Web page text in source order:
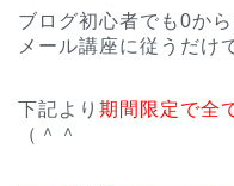
ブログ初心者でも0か
メール講座に従うだけ
下記より 期間限定で全
（＾＾